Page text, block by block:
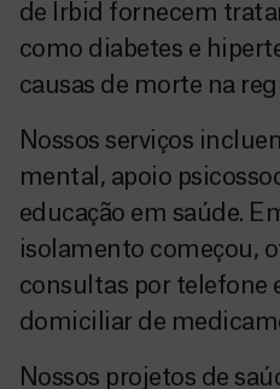
de Irbid fornecem
como diabetes e
causas de morte na
Nossos serviços
mental, apoio
educação em saúde.
isolamento começou,
consultas por telefone
domiciliar de
Nossos projetos de